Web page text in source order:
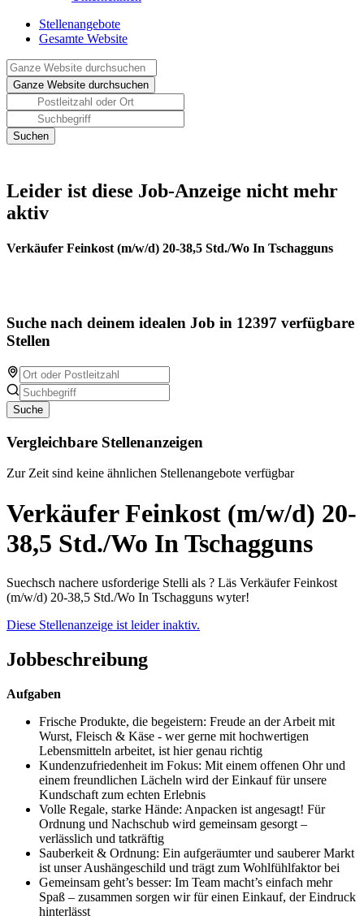
Stellenangebote
Gesamte Website
Leider ist diese Job-Anzeige nicht mehr
aktiv
Verkäufer Feinkost (m/w/d) 20-38,5 Std./Wo In Tschagguns
Suche nach deinem idealen Job in 12397 verfügbare
Stellen
Suche
Vergleichbare Stellenanzeigen
Zur Zeit sind keine ähnlichen Stellenangebote verfügbar
Verkäufer Feinkost (m/w/d) 20-
38,5 Std./Wo In Tschagguns
Suechsch nachere usforderige Stelli als ? Läs Verkäufer Feinkost
(m/w/d) 20-38,5 Std./Wo In Tschagguns wyter!
Diese Stellenanzeige ist leider inaktiv.
Jobbeschreibung
Aufgaben
Frische Produkte, die begeistern: Freude an der Arbeit mit
Wurst, Fleisch & Käse - wer gerne mit hochwertigen
Lebensmitteln arbeitet, ist hier genau richtig
Kundenzufriedenheit im Fokus: Mit einem offenen Ohr und
einem freundlichen Lächeln wird der Einkauf für unsere
Kundschaft zum echten Erlebnis
Volle Regale, starke Hände: Anpacken ist angesagt! Für
Ordnung und Nachschub wird gemeinsam gesorgt –
verlässlich und tatkräftig
Sauberkeit & Ordnung: Ein aufgeräumter und sauberer Markt
ist unser Aushängeschild und trägt zum Wohlfühlfaktor bei
Gemeinsam geht’s besser: Im Team macht’s einfach mehr
Spaß – zusammen sorgen wir für einen Einkauf, der Eindruck
hinterlässt